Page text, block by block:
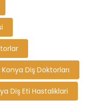
Konya Diş Doktorları
Diş Eti Hastaliklari